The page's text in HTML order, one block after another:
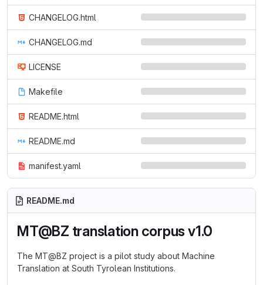
CHANGELOG.html
CHANGELOG.md
LICENSE
Makefile
README.html
README.md
manifest.yaml
README.md
MT@BZ translation corpus v1.0
The MT@BZ project is a pilot study about Machine
Translation at South Tyrolean Institutions.